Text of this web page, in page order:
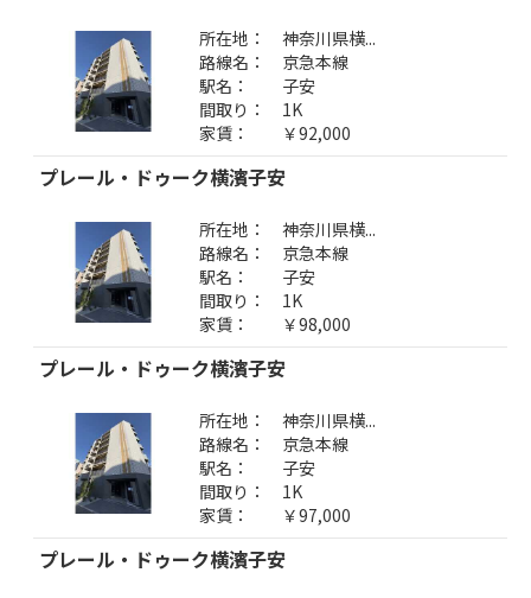
所在地：
神奈川県横...
路線名：
京急本線
駅名：
子安
間取り：
1K
家賃：
￥92,000
プレール・ドゥーク横濱子安
所在地：
神奈川県横...
路線名：
京急本線
駅名：
子安
間取り：
1K
家賃：
￥98,000
プレール・ドゥーク横濱子安
所在地：
神奈川県横...
路線名：
京急本線
駅名：
子安
間取り：
1K
家賃：
￥97,000
プレール・ドゥーク横濱子安